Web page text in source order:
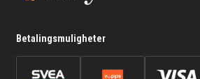
Betalingsmuligheter